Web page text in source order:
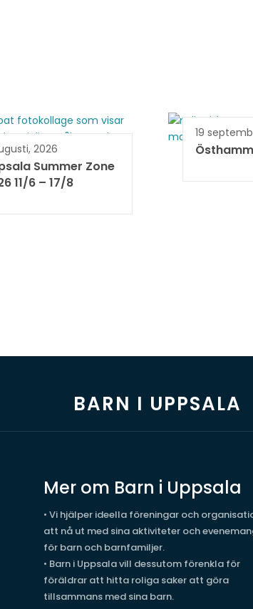
2026
Summer Zone
11/6 – 17/8
19
BARN I UPPSALA
Mer om Barn i Uppsala
• Vi hjälper ideella föreningar och
att nå ut med sina aktiviteter och
för barn och barnfamiljer.
• Barn i Uppsala vill dessutom förenkla för
föräldrar att hitta roliga saker att göra
tillsammans med sina barn.